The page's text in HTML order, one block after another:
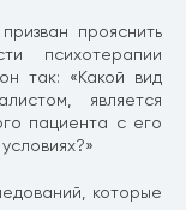
прояснить
психотерапии
так: «Какой вид
является
пациента с его
которые